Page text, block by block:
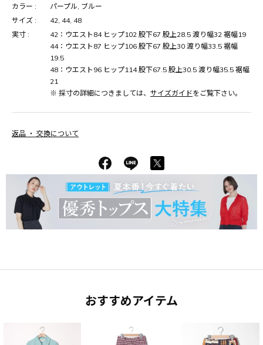
カラー :
パープル, ブルー
サイズ :
42, 44, 48
実寸 :
42：ウエスト84 ヒップ102 股下67 股上28.5 渡り幅32 裾幅19
44：ウエスト87 ヒップ106 股下67 股上30 渡り幅33.5 裾幅
19.5
48：ウエスト96 ヒップ114 股下67.5 股上30.5 渡り幅35.5 裾幅
21
※ 採寸の詳細につきましては、 サイズガイドをご覧下さい。
返品 ・ 交換について
おすすめアイテム